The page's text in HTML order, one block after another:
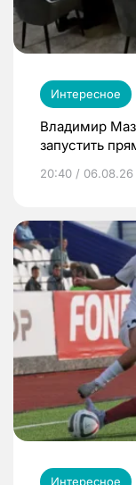
Интересное
Владимир
запустить
20:40 / 06.08.26
Интересное